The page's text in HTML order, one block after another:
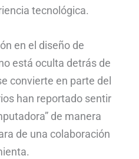
tecnológica.
en el diseño de
está oculta detrás de
convierte en parte del
han reportado sentir
de manera
de una colaboración